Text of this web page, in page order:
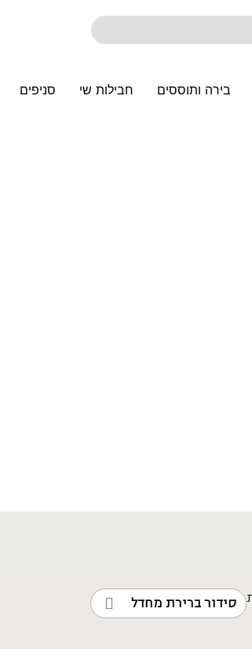
בירה ותוססים חבילות שי סניפים